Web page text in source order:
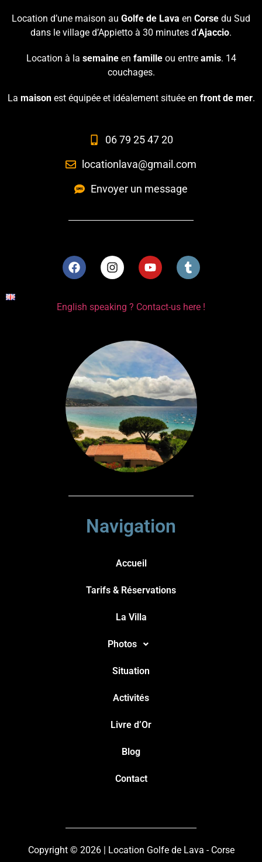
Location d’une maison au Golfe de Lava en Corse du Sud
dans le village d’Appietto à 30 minutes d’Ajaccio.
Location à la semaineen familleou entre amis. 14
couchages.
La maisonest équipée et idéalement située en front de mer.
06 79 25 47 20
locationlava@gmail.com
Envoyer un message
English speaking ? Contact-us here !
Navigation
Accueil
Tarifs & Réservations
La Villa
Photos
Situation
Activités
Livre d’Or
Blog
Contact
Copyright © 2026 | Location Golfe de Lava - Corse